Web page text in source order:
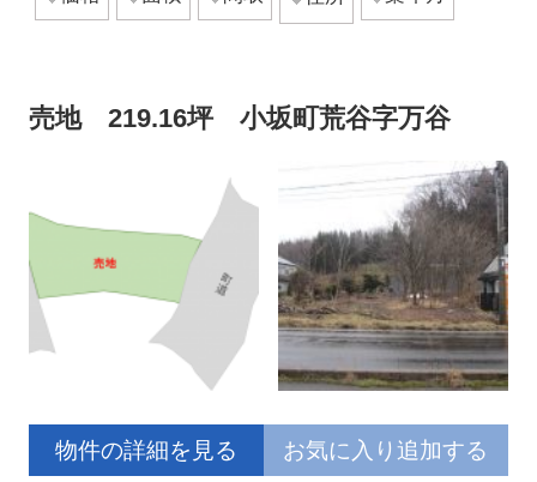
売地 219.16坪 小坂町荒谷字万谷
物件の詳細を見る お気に入り追加する